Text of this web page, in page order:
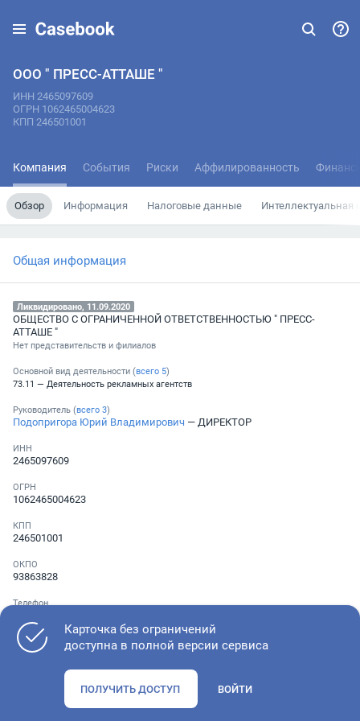
ООО " ПРЕСС-АТТАШЕ "
ИНН 2465097609
ОГРН 1062465004623
КПП 246501001
Компания События Риски Аффилированность
Обзор Информация Налоговые данные Интеллектуальная
Общая информация
Ликвидировано, 11.09.2020
ОБЩЕСТВО С ОГРАНИЧЕННОЙ ОТВЕТСТВЕННОСТЬЮ " ПРЕСС-
АТТАШЕ "
Нет представительств и филиалов
Основной вид деятельности (всего 5)
73.11 — Деятельность рекламных агентств
Руководитель (всего 3)
Подопригора Юрий Владимирович — ДИРЕКТОР
ИНН
2465097609
ОГРН
1062465004623
КПП
246501001
ОКПО
93863828
Телефон
Как оценить состояние компании
Карточка без ограничений
доступна в полной версии сервиса
ПОЛУЧИТЬ ДОСТУП ВОЙТИ